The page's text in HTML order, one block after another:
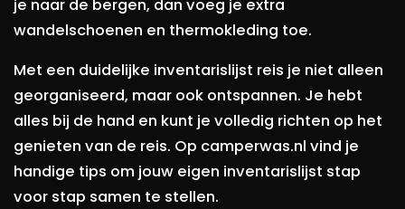
je naar de bergen, dan voeg je extra
wandelschoenen en thermokleding toe.
Met een duidelijke inventarislijst reis je niet alleen
georganiseerd, maar ook ontspannen. Je hebt
alles bij de hand en kunt je volledig richten op het
genieten van de reis. Op camperwas.nl vind je
handige tips om jouw eigen inventarislijst stap
voor stap samen te stellen.